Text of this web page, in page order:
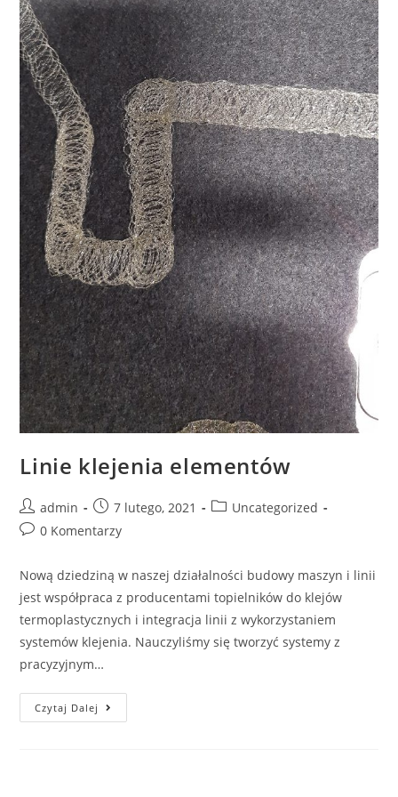
Linie klejenia elementów
admin 7 lutego, 2021
Uncategorized
0 Komentarzy
Nową dziedziną w naszej działalności budowy maszyn i linii
jest współpraca z producentami topielników do klejów
termoplastycznych i integracja linii z wykorzystaniem
systemów klejenia. Nauczyliśmy się tworzyć systemy z
pracyzyjnym…
Czytaj Dalej